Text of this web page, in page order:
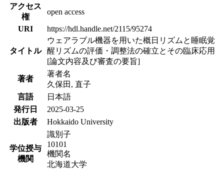
アクセス
権
open access
URI
https://hdl.handle.net/2115/95274
タイトル
ウェアラブル機器を用いた概日リズムと睡眠覚
醒リズムの評価・調整法の確立とその臨床応用
[論文内容及び審査の要旨]
著者
著者名
久保田, 直子
言語
日本語
発行日
2025-03-25
出版者
Hokkaido University
学位授与
機関
識別子
10101
機関名
北海道大学